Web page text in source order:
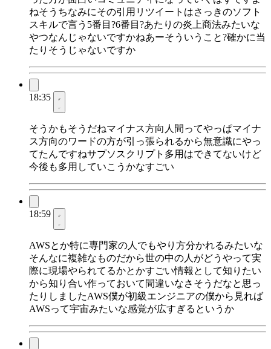
ねそうちなみにその引用リツイートはさっきのソフト
スキルで言う5番目?6番目?あたりの炎上商法みたいな
やつなんじゃないですかねあーそういうこと?確かに当
たりそうじゃないですか
18:35
そうかもそうだねマイナス方向人間ってやっぱマイナ
ス方向のワードの方が引っ張られるから無意識にやっ
てたんですねサプソスクリプト多用はできてないけど
今後も多用していこうかなすごい
18:59
AWSとか特に専門家の人でもやり方分かれるみたいな
そんなに複雑なものだから世の中の人がどうやって実
際に現場やられてるかとかすごい情報として知りたい
から知り合い作っておいて間違いなさそうだなと思っ
たりしましたAWS僕が初級エンジニアの僕から見れば
AWSって宇宙みたいな感覚が広すぎるというか